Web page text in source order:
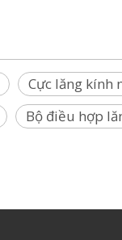
Cực lăng kính
Bộ điều hợp